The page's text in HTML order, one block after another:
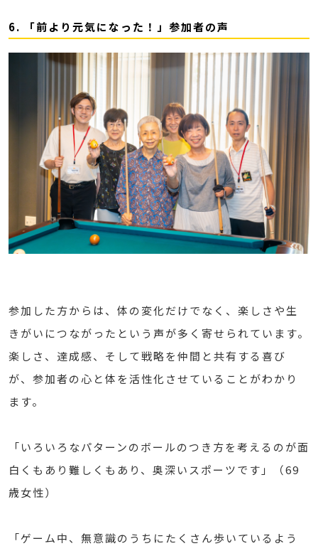
6. 「前より元気になった！」参加者の声
参加した方からは、体の変化だけでなく、楽しさや生
きがいにつながったという声が多く寄せられています。
楽しさ、達成感、そして戦略を仲間と共有する喜び
が、参加者の心と体を活性化させていることがわかり
ます。
「いろいろなパターンのボールのつき方を考えるのが面
白くもあり難しくもあり、奥深いスポーツです」（69
歳女性）
「ゲーム中、無意識のうちにたくさん歩いているよう